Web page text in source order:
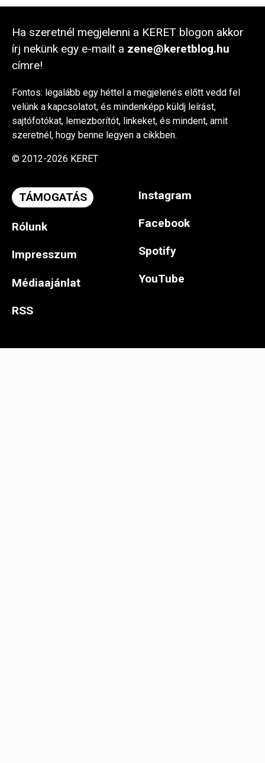
Ha szeretnél megjelenni a KERET blogon akkor
írj nekünk egy e-mailt a zene@keretblog.hu
címre!
Fontos: legalább egy héttel a megjelenés előtt vedd fel
velünk a kapcsolatot, és mindenképp küldj leírást,
sajtófotókat, lemezborítót, linkeket, és mindent, amit
szeretnél, hogy benne legyen a cikkben.
© 2012-2026 KERET
TÁMOGATÁS
Rólunk
Impresszum
Médiaajánlat
RSS
Instagram
Facebook
Spotify
YouTube